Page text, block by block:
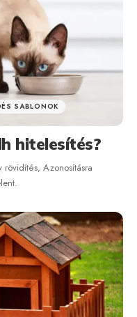
SABLONOK
hitelesítés?
Azonosításra